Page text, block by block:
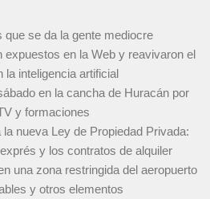
que se da la gente mediocre
expuestos en la Web y reavivaron el
la inteligencia artificial
en la cancha de Huracán por
y formaciones
nueva Ley de Propiedad Privada:
y los contratos de alquiler
una zona restringida del aeropuerto
y otros elementos